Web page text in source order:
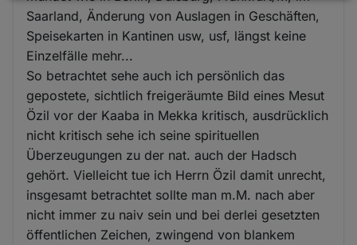
Saarland, Änderung von Auslagen in Geschäften,
Speisekarten in Kantinen usw, usf, längst keine
Einzelfälle mehr...
So betrachtet sehe auch ich persönlich das
gepostete, sichtlich freigeräumte Bild eines Mesut
Özil vor der Kaaba in Mekka kritisch, ausdrücklich
nicht kritisch sehe ich seine spirituellen
Überzeugungen zu der nat. auch der Hadsch
gehört. Vielleicht tue ich Herrn Özil damit unrecht,
insgesamt betrachtet sollte man m.M. nach aber
nicht immer zu naiv sein und bei derlei gesetzten
öffentlichen Zeichen, zwingend von blankem
und
Cookies